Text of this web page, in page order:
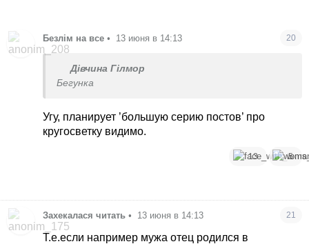
Безлім на все • 13 июня в 14:13 20
Дівчина Гілмор
Бегунка
Угу, планирует ’большую серию постов’ про
кругосветку видимо.
13 5
Захекалася читать • 13 июня в 14:13 21
Т.е.если например мужа отец родился в